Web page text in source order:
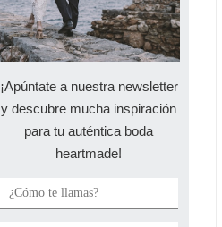
¡Apúntate a nuestra newsletter
y descubre mucha inspiración
para tu auténtica boda
heartmade!